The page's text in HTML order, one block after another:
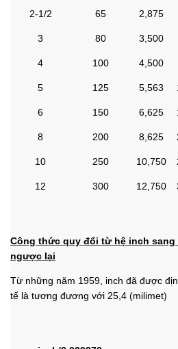
2-1/2 65 2,875
3 80 3,500
4 100 4,500
5 125 5,563
6 150 6,625
8 200 8,625
10 250 10,750
12 300 12,750
Công thức quy đổi từ hệ inch sang
ngược lại
Từ những năm 1959, inch đã được
tế là tương đương với 25,4 (milimet)